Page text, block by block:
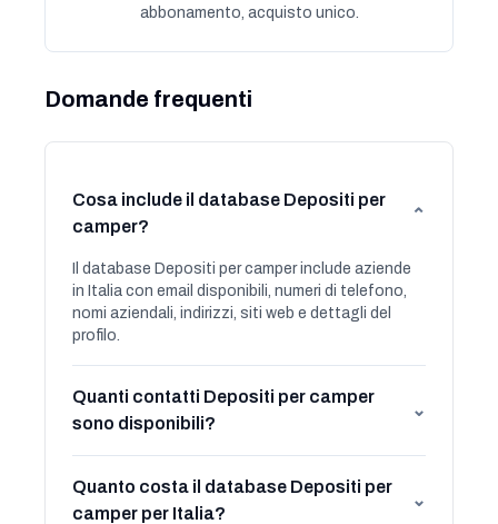
abbonamento, acquisto unico.
Domande frequenti
Cosa include il database Depositi per
camper?
⌄
Il database Depositi per camper include aziende
in Italia con email disponibili, numeri di telefono,
nomi aziendali, indirizzi, siti web e dettagli del
profilo.
Quanti contatti Depositi per camper
sono disponibili?
⌄
Quanto costa il database Depositi per
camper per Italia?
⌄